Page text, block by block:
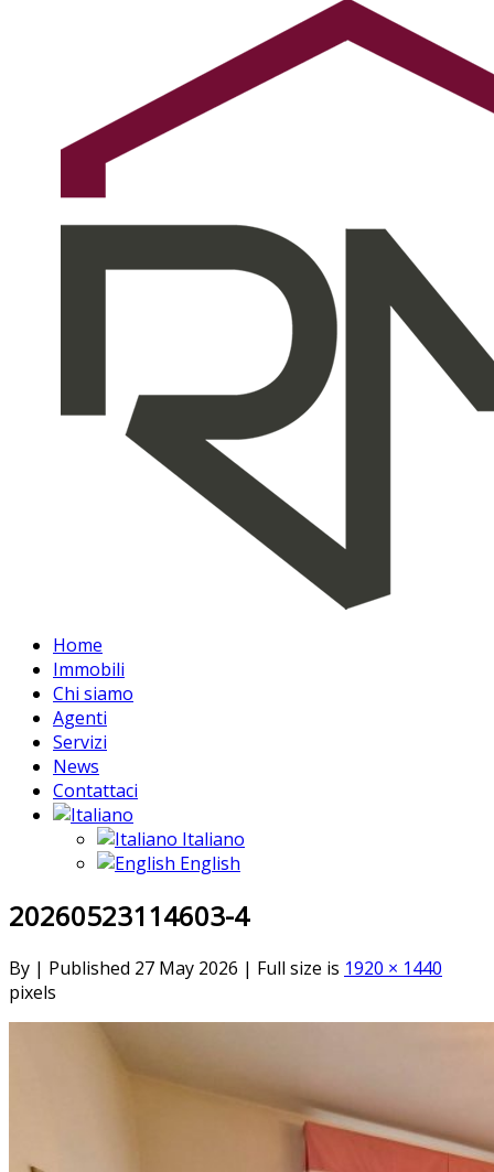
Home
Immobili
Chi siamo
Agenti
Servizi
News
Contattaci
Italiano
English
20260523114603-4
By | Published 27 May 2026 | Full size is 1920 × 1440
pixels